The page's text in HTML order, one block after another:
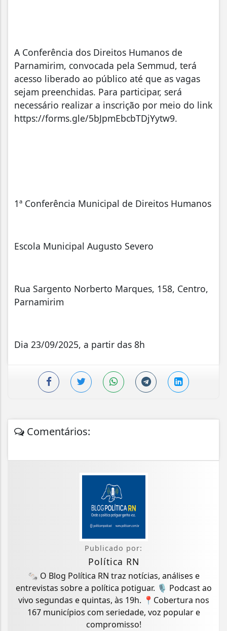
A Conferência dos Direitos Humanos de
Parnamirim, convocada pela Semmud, terá
acesso liberado ao público até que as vagas
sejam preenchidas. Para participar, será
necessário realizar a inscrição por meio do link
https://forms.gle/5bJpmEbcbTDjYytw9.
1ª Conferência Municipal de Direitos Humanos
Escola Municipal Augusto Severo
Rua Sargento Norberto Marques, 158, Centro,
Parnamirim
Dia 23/09/2025, a partir das 8h
Comentários:
Publicado por:
Política RN
🗞️ O Blog Política RN traz notícias, análises e
entrevistas sobre a política potiguar. 🎙️ Podcast ao
vivo segundas e quintas, às 19h. 📍Cobertura nos
167 municípios com seriedade, voz popular e
compromisso!